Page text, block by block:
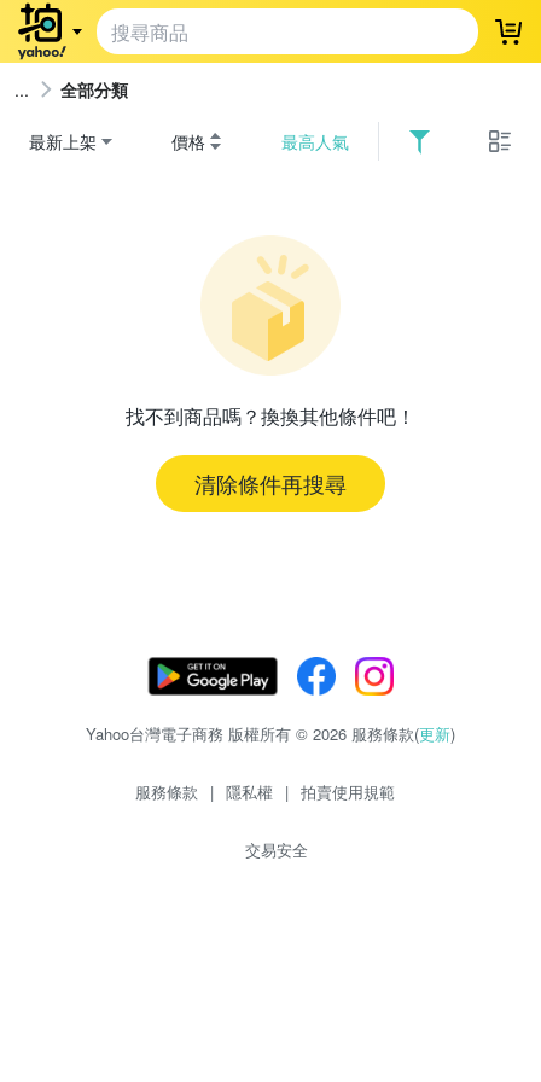
登
全部分類
最新上架 價格 最高人氣
找不到商品嗎？換換其他條件吧！
清除條件再搜尋
Yahoo台灣電子商務 版權所有 © 2026 服務條款(更新)
服務條款 | 隱私權 | 拍賣使用規範
交易安全